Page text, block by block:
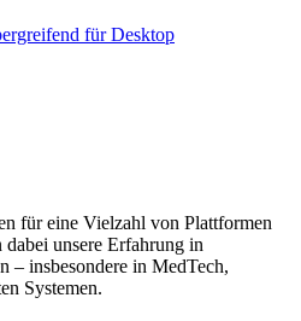
für Desktop
für eine Vielzahl von Plattformen
unsere Erfahrung in
– insbesondere in MedTech,
Systemen.